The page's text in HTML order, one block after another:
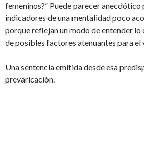
femeninos?” Puede parecer anecdótico
indicadores de una mentalidad poco
porque reflejan un modo de entender lo
de posibles factores atenuantes para el
Una sentencia emitida desde esa
prevaricación.